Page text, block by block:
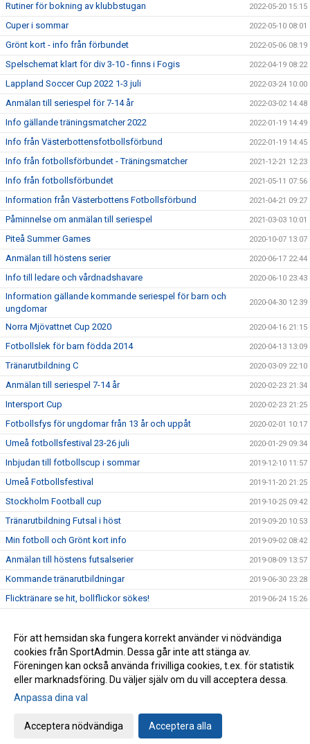
Rutiner för bokning av klubbstugan 2022-05-20 15:15
Cuper i sommar 2022-05-10 08:01
Grönt kort - info från förbundet 2022-05-06 08:19
Spelschemat klart för div 3-10 - finns i Fogis 2022-04-19 08:22
Lappland Soccer Cup 2022 1-3 juli 2022-03-24 10:00
Anmälan till seriespel för 7-14 år 2022-03-02 14:48
Info gällande träningsmatcher 2022 2022-01-19 14:49
Info från Västerbottensfotbollsförbund 2022-01-19 14:45
Info från fotbollsförbundet - Träningsmatcher 2021-12-21 12:23
Info från fotbollsförbundet 2021-05-11 07:56
Information från Västerbottens Fotbollsförbund 2021-04-21 09:27
Påminnelse om anmälan till seriespel 2021-03-03 10:01
Piteå Summer Games 2020-10-07 13:07
Anmälan till höstens serier 2020-06-17 22:44
Info till ledare och vårdnadshavare 2020-06-10 23:43
Information gällande kommande seriespel för barn och
ungdomar
2020-04-30 12:39
Norra Mjövattnet Cup 2020 2020-04-16 21:15
Fotbollslek för barn födda 2014 2020-04-13 13:09
Tränarutbildning C 2020-03-09 22:10
Anmälan till seriespel 7-14 år 2020-02-23 21:34
Intersport Cup 2020-02-23 21:25
Fotbollsfys för ungdomar från 13 år och uppåt 2020-02-01 10:17
Umeå fotbollsfestival 23-26 juli 2020-01-29 09:34
Inbjudan till fotbollscup i sommar 2019-12-10 11:57
Umeå Fotbollsfestival 2019-11-20 21:25
Stockholm Football cup 2019-10-25 09:42
Tränarutbildning Futsal i höst 2019-09-20 10:53
Min fotboll och Grönt kort info 2019-09-02 08:42
Anmälan till höstens futsalserier 2019-08-09 13:57
Kommande tränarutbildningar 2019-06-30 23:28
Flicktränare se hit, bollflickor sökes! 2019-06-24 15:26
Viktigt angående matchvärdar 2019-06-13 13:09
Inbjudan till ”VFF 7-7 serie” för hösten 2019 2019-06-13 13:05
Gå till Webbversion
För att hemsidan ska fungera korrekt använder vi nödvändiga
cookies från SportAdmin. Dessa går inte att stänga av.
Föreningen kan också använda frivilliga cookies, t.ex. för statistik
eller marknadsföring. Du väljer själv om du vill acceptera dessa.
Anpassa dina val
Acceptera nödvändiga Acceptera alla